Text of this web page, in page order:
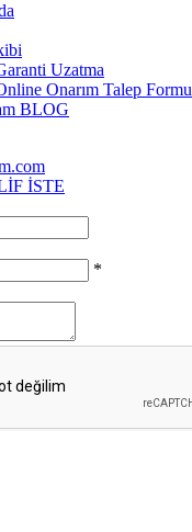
Uzatma
Onarım Talep Formu
BLOG
İSTE
*